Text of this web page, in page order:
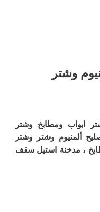
وشتر
ابواب ومطابخ وشتر
ألمنيوم وشتر وشتر
، مدخنة استيل سقف